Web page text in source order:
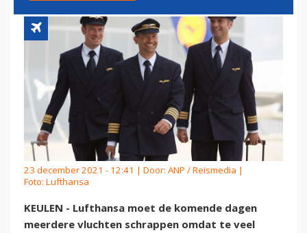
23 december 2021 - 12:41 | Door: ANP / Reismedia |
Foto: Lufthansa
KEULEN - Lufthansa moet de komende dagen
meerdere vluchten schrappen omdat te veel